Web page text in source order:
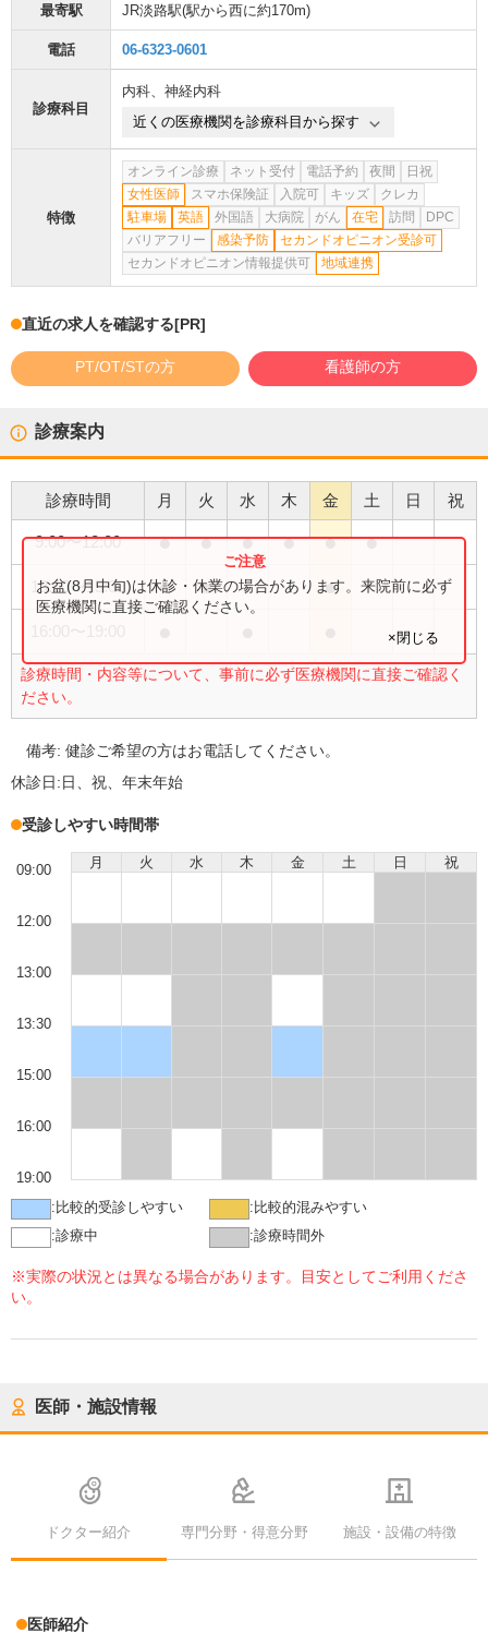
最寄駅 JR淡路駅(駅から西に約170m)
電話 06-6323-0601
診療科目
内科、 神経内科
近くの医療機関を診療科目から探す
特徴
オンライン診療 ネット受付 電話予約 夜間
日祝
女性医師
スマホ保険証 入院可 キッズ
クレカ
駐車場
英語 外国語 大病院 がん 在宅 訪問
DPC
バリアフリー
感染予防
セカンドオピニオン受診可
セカンドオピニオン情報提供可
地域連携
直近の求人を確認する[PR]
PT/OT/STの方 看護師の方
診療案内
診療時間 月 火 水 木 金 土 日 祝
9:00〜12:00 ● ● ● ● ● ●
13:00〜15:00 ● ● ●
診療時間・内容等について、事前に必ず医療機関に直接ご確認く
ださい。
お盆(8月中旬)は休診・休業の場合があります。来院前に必ず
医療機関に直接ご確認ください。
×閉じる
備考:健診ご希望の方はお電話してください。
休診日:日、祝、年末年始
受診しやすい時間帯
月 火 水 木 金 土 日 祝
09:00
12:00
13:00
13:30
15:00
16:00
19:00
: 比較的受診しやすい : 比較的混みやすい
:診療中 :診療時間外
※実際の状況とは異なる場合があります。目安としてご利用くださ
い。
医師・施設情報
ドクター紹介 専門分野・得意分野 施設・設備の特徴
医師紹介